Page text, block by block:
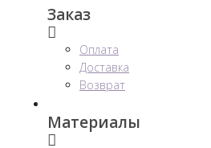
Заказ
Оплата
Доставка
Возврат
Материалы